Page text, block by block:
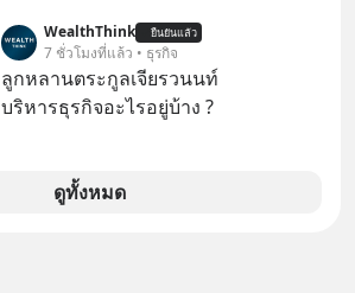
รู้ตัวเรา” จากช่องชื่อว่า UNHEARD
MUSIC ที่ตอนนี้มียอดรับชมกว่า 26
ล้านครั้งแล้ว
WealthThink ยืนยันแล้ว
7 ชั่วโมงที่แล้ว • ธุรกิจ
ลูกหลานตระกูลเจียรวนนท์
บริหารธุรกิจอะไรอยู่บ้าง ?
ดูทั้งหมด